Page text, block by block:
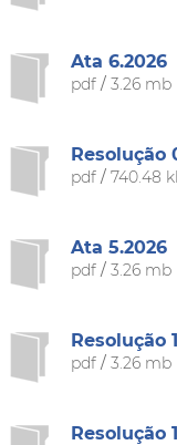
Ata 6.2026
pdf/ 3.26 mb
Resolução
pdf/ 740.48
Ata 5.2026
pdf/ 3.26 mb
Resolução
pdf/ 3.26 mb
Resolução